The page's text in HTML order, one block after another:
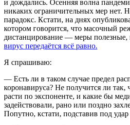
и дождались. Осенняя волна
никаких ограничительных мер нет.
парадокс. Кстати, на днях
котором говорится, что масочный
дистанцирование — меры полезные,
вирус передаётся всё равно.
Я спрашиваю:
— Есть ли в таком случае предел
коронавируса? Не получится ли так,
расти по экспоненте, и какие бы
задействовали, рано или поздно
Попутно, кстати, подставив под